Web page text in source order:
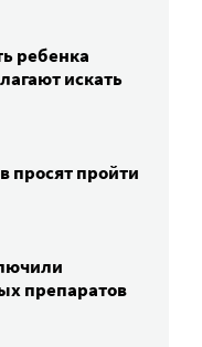
ребенка
искать
просят пройти
препаратов